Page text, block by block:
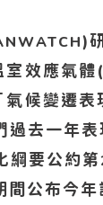
)
室效應氣體(
氣候變遷表
過去一年表
綱要公約第
間公布今年